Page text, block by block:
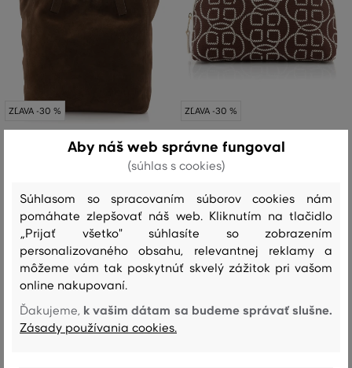
ZĽAVA -30 %
KABELKA GANT SUEDE TOTE BAG
Dostupné veľkosti:
Jedna veľkosť
ZĽAVA -30 %
WASH BAG GANT AOP CANVAS
WASHBAG
84
59,40 €
Dostupné veľkosti:
Jedna veľkosť
Aby náš web správne fungoval
(súhlas s cookies)
Súhlasom so spracovaním súborov cookies nám
pomáhate zlepšovať náš web. Kliknutím na tlačidlo
„Prijať všetko" súhlasíte so zobrazením
personalizovaného obsahu, relevantnej reklamy a
môžeme vám tak poskytnúť skvelý zážitok pri vašom
online nakupovaní.
Ďakujeme, k vašim dátam sa budeme správať slušne.
Zásady používania cookies.